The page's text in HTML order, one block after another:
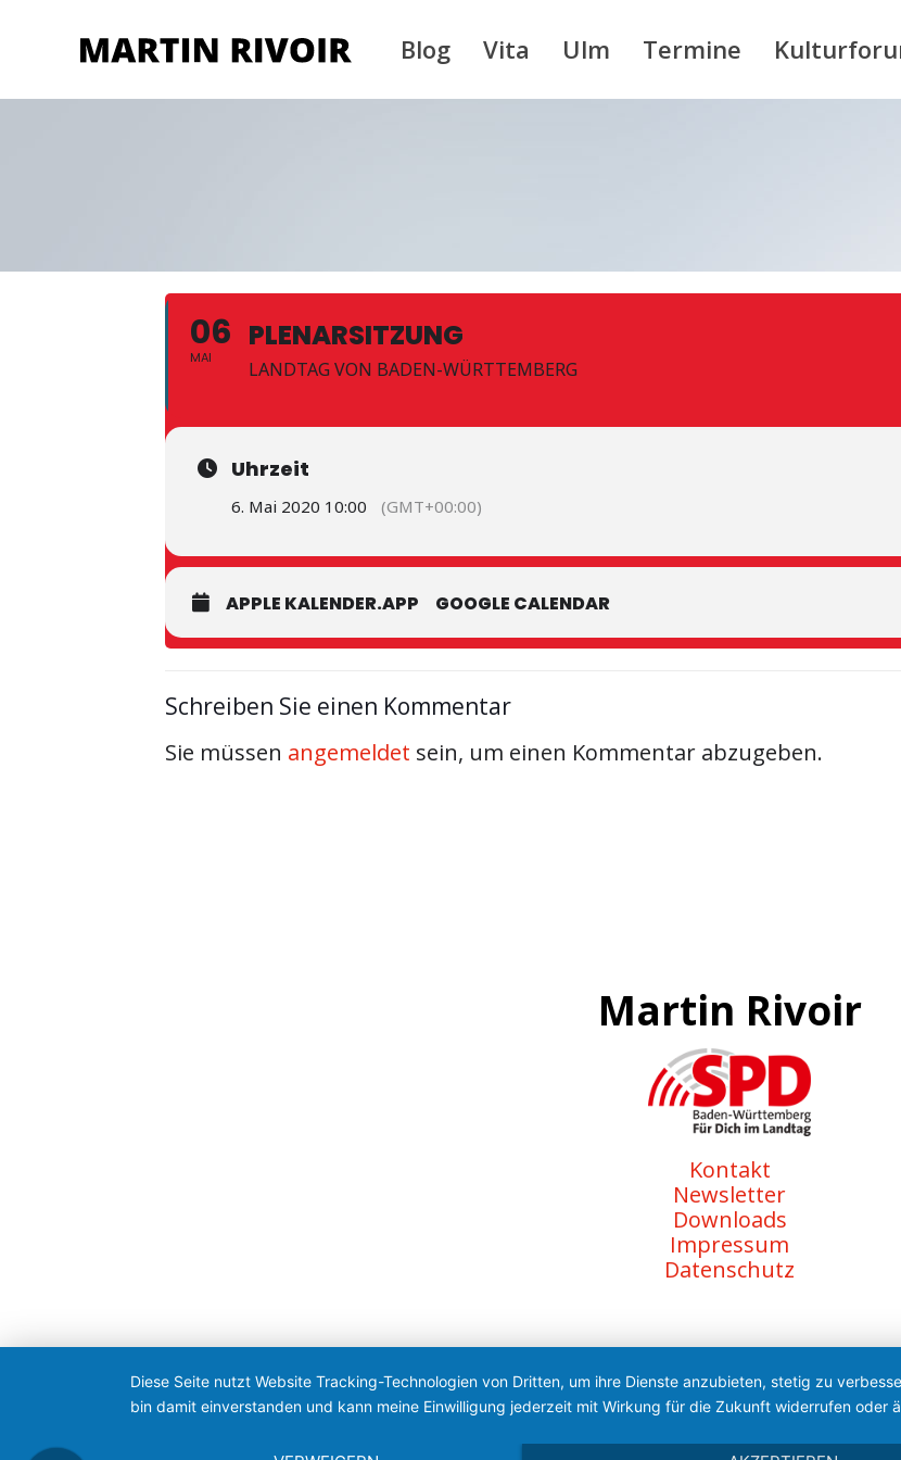
Blog Vita Ulm Termine
06
MAI
PLENARSITZUNG
LANDTAG VON BADEN-WÜRTTEMBERG
Uhrzeit
6. Mai 2020 10:00 (GMT+00:00)
APPLE KALENDER.APP GOOGLE CALENDAR
Schreiben Sie einen Kommentar
Sie müssen angemeldet sein, um einen Kommentar abzugeben.
Martin Rivoir
Kontakt
Newsletter
Downloads
Impressum
Datenschutz
Diese Seite nutzt Website Tracking-Technologien von Dritten, um ihre Dienste anzubieten, stetig zu
bin damit einverstanden und kann meine Einwilligung jederzeit mit Wirkung für die Zukunft widerrufen oder